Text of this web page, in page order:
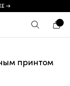
→
принтом